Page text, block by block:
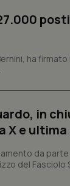
ha
in
X e
da parte
del Fasciolo
Statistici
grado di
Scadenza
5 mesi 4
settimane